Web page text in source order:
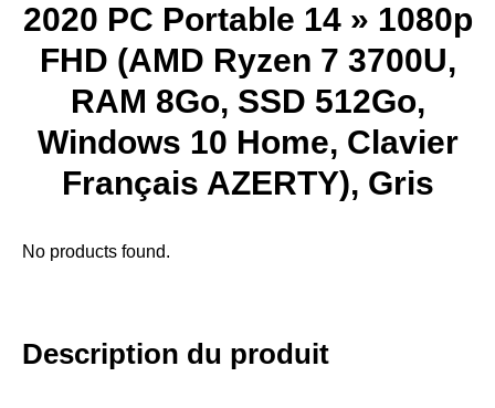
2020 PC Portable 14 » 1080p
FHD (AMD Ryzen 7 3700U,
RAM 8Go, SSD 512Go,
Windows 10 Home, Clavier
Français AZERTY), Gris
No products found.
Description du produit